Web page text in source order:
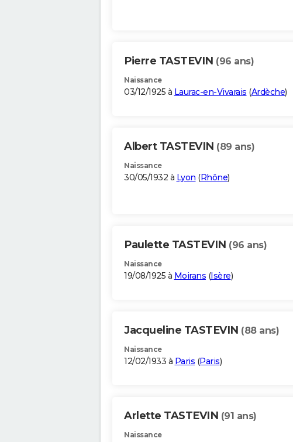
Pierre TASTEVIN (96 ans)
Naissance
03/12/1925 à Laurac-en-Vivarais (Ardèche)
Albert TASTEVIN (89 ans)
Naissance
30/05/1932 à Lyon (Rhône)
Paulette TASTEVIN (96 ans)
Naissance
19/08/1925 à Moirans (Isère)
Jacqueline TASTEVIN (88 ans)
Naissance
12/02/1933 à Paris (Paris)
Arlette TASTEVIN (91 ans)
Naissance